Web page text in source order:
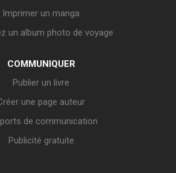
Imprimer un manga
un album photo de voyage
COMMUNIQUER
Publier un livre
une page auteur
de communication
Publicité gratuite